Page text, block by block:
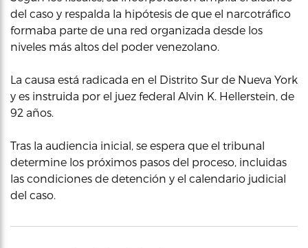
del caso y respalda la hipótesis de que el narcotráfico
formaba parte de una red organizada desde los
niveles más altos del poder venezolano.
La causa está radicada en el Distrito Sur de Nueva York
y es instruida por el juez federal Alvin K. Hellerstein, de
92 años.
Tras la audiencia inicial, se espera que el tribunal
determine los próximos pasos del proceso, incluidas
las condiciones de detención y el calendario judicial
del caso.